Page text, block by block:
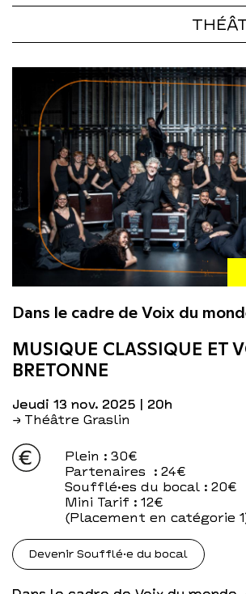
Dans le cadre de Voix du
MUSIQUE CLASSIQUE ET
BRETONNE
jeudi 13 nov. 2025 | 20h
→ Théâtre Graslin
Plein : 30€
Partenaires
: 24€
Soufflé·es du bocal : 20€
Mini Tarif : 12€
(Placement en catégorie
Devenir Soufflé·e du bocal